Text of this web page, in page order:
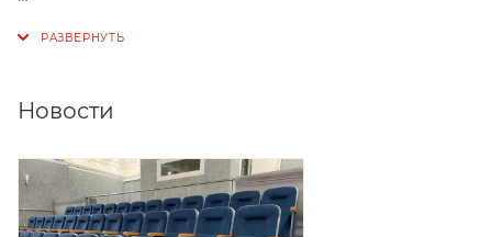
х, 4-х, 5-ти местные секции.
Новости